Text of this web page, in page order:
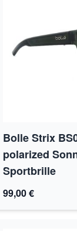
Bolle Strix
polarized
Sportbrille
99,00 €